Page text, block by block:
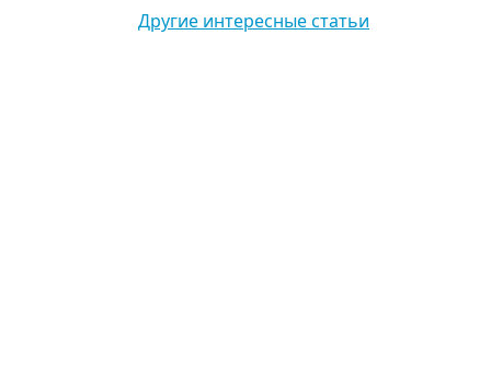
Другие интересные статьи